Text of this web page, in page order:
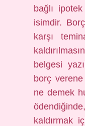
bağlı
isimdir.
karşı
belgesi
borç
ne demek
kaldırmak